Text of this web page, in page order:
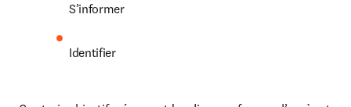
S’informer
Identifier